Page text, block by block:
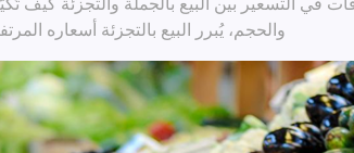
في التسعير بين البيع بالجملة والتجزئة كيف
والحجم، يُبرر البيع بالتجزئة أسعاره